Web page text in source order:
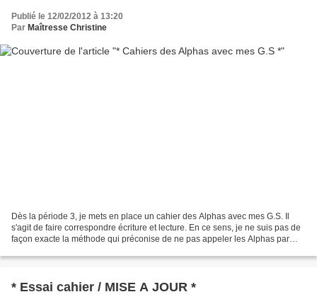
Publié le 12/02/2012 à 13:20
Par Maîtresse Christine
Dès la période 3, je mets en place un cahier des Alphas avec mes G.S. Il
s'agit de faire correspondre écriture et lecture. En ce sens, je ne suis pas de
façon exacte la méthode qui préconise de ne pas appeler les Alphas par
* Essai cahier / MISE A JOUR *